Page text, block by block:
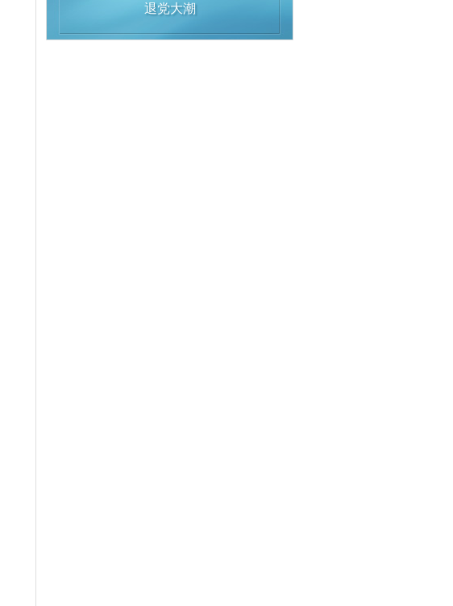
退党大潮